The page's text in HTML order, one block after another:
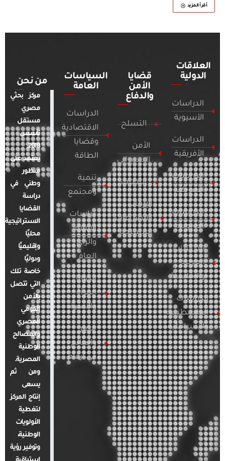
أقرأ المزيد
العلاقات
الدولية
الدراسات
الآسيوية
الدراسات
الأفريقية
الدراسات
الأمريكية
الدراسات
الأوروبية
الدراسات
العربية
والإقليمية
الدراسات
الفلسطينية
والإسرائيلية
قضايا
الأمن
والدفاع
التسلح
الأمن
السيبراني
التطرف
الإرهاب
والصراعات
المسلحة
السياسات
العامة
الدراسات
الاقتصادية
وقضايا
الطاقة
تنمية
ومجتمع
دراسات
الإعلام
والرأي
العام
قضايا
المرأة
والأسرة
مصر
والعالم
في أرقام
من نحن
مركز بحثي
مصري
مستقل
تأسس
2018.
يعتمد على
منظور
وطني في
دراسة
القضايا
الاستراتيجية
محليًا
وإقليميًا
ودوليًا
خاصة تلك
التي تتصل
بالأمن
القومي
المصري
والمصالح
الوطنية
المصرية.
ومن ثم
يسعى
إنتاج المركز
لتغطية
الأولويات
الوطنية،
وتوفير رؤية